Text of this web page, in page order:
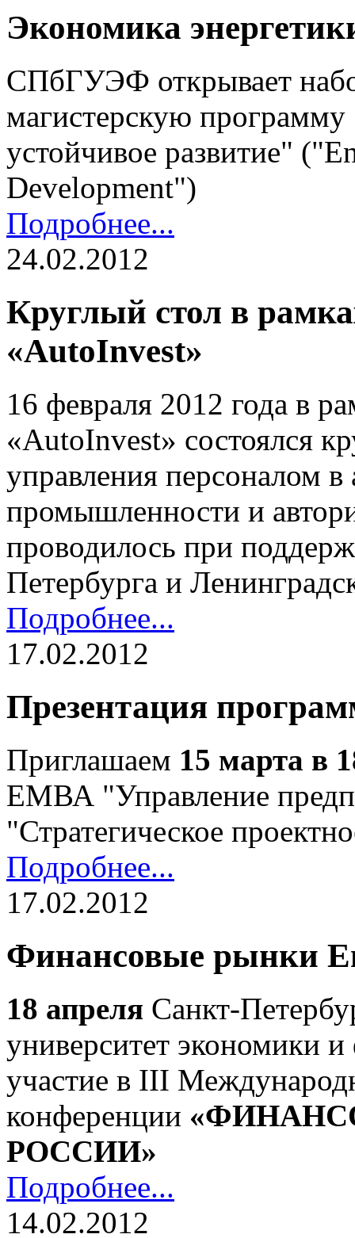
Экономика
СПбГУЭФ открывает
магистерскую
устойчивое развитие"
Development")
Подробнее...
24.02.2012
Круглый стол в
«AutoInvest»
16 февраля 2012 года в
«AutoInvest» состоялся
управления персоналом
промышленности и
проводилось при
Петербурга и
Подробнее...
17.02.2012
Презентация
Приглашаем 15 марта в
ЕМВА "Управление
"Стратегическое
Подробнее...
17.02.2012
Финансовые рынки
18 апреля Санкт-
университет экономики
участие в III
конференции
РОССИИ»
Подробнее...
14.02.2012